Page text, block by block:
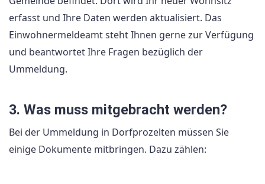
erfasst und Ihre Daten werden aktualisiert. Das
Einwohnermeldeamt steht Ihnen gerne zur Verfügung
und beantwortet Ihre Fragen bezüglich der
Ummeldung.
3. Was muss mitgebracht werden?
Bei der Ummeldung in Dorfprozelten müssen Sie
einige Dokumente mitbringen. Dazu zählen: